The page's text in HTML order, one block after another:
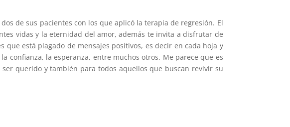
de sus pacientes con los que aplicó la terapia de regresión. El
vidas y la eternidad del amor, además te invita a disfrutar de
está plagado de mensajes positivos, es decir en cada hoja y
confianza, la esperanza, entre muchos otros. Me parece que es
querido y también para todos aquellos que buscan revivir su